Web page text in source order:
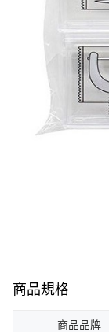
時審查核予不同之
請求用戶進行身份認
５．嚴禁一人註冊
恩沛科技股份有限
付款後寶雅門市自
每筆NT$80，滿
商品規格
商品品牌